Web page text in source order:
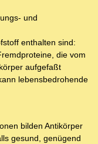
und
enthalten sind:
die vom
aufgefaßt
lebensbedrohende
bilden Antikörper
gesund, genügend